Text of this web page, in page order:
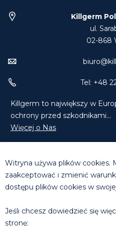
Killgerm
ul.
02-868
Tel: +48
Killgerm to największy w
ochrony przed szkodnikami...
Więcej o Nas
Skontaktuj się z Nami
DZIAŁ HANDLOWY
E:
E:rafal.molak@killgerm.com
Witryna używa plików cookies.
zaakceptować i zmienić
dostępu plików cookies w
Jeśli chcesz dowiedzieć się
stronę: